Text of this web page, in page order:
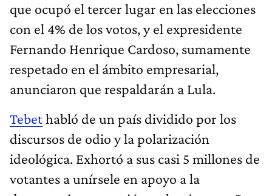
que ocupó el tercer lugar en las elecciones
con el 4% de los votos, y el expresidente
Fernando Henrique Cardoso, sumamente
respetado en el ámbito empresarial,
anunciaron que respaldarán a Lula.
Tebethabló de un país dividido por los
discursos de odio y la polarización
ideológica. Exhortó a sus casi 5 millones de
votantes a unírsele en apoyo a la